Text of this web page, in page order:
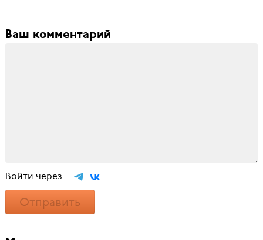
Ваш комментарий
Войти через
Отправить